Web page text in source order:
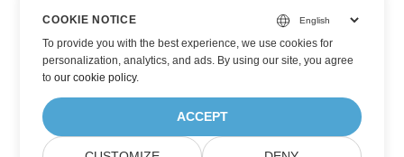
COOKIE NOTICE
To provide you with the best experience, we use cookies for
personalization, analytics, and ads. By using our site, you agree
toour cookie policy.
ACCEPT